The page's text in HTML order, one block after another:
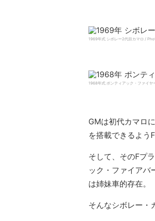
1969年式 シボレー2代目カマロ /
1968年式 ポンティアック・ファイ
GMは初代カマロ
を搭載できるよう
そして、そのFプ
ック・ファイアバ
は姉妹車的存在。
そんなシボレー・